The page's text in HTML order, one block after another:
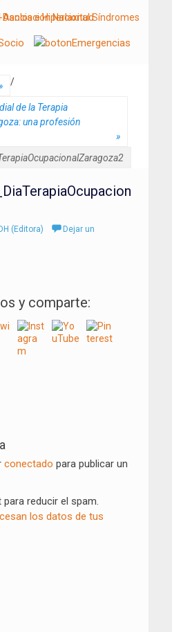
ANSEDH
Síndrome de Ehlers-Danlos e Hiperlaxitud
/
de la Terapia
una profesión
»
(Editora)
Dejar un
y comparte:
conectado para publicar un
reducir el spam.
los datos de tus